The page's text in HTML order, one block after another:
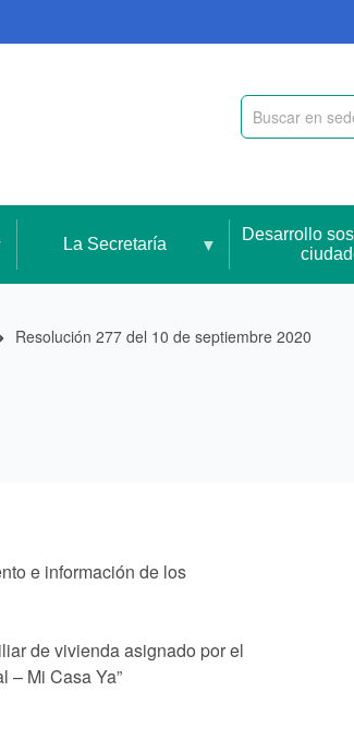
La Secretaría
Desarrollo
Resolución 277 del 10 de septiembre 2020
e información de los
de vivienda asignado por el
– Mi Casa Ya”